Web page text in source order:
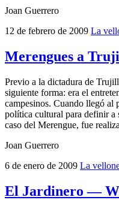
Joan Guerrero
12 de febrero de 2009 La
Merengues a
Previo a la dictadura de
siguiente forma: era el
campesinos. Cuando llegó al
política cultural para definir a
caso del Merengue, fue
Joan Guerrero
6 de enero de 2009 La
El Jardinero —